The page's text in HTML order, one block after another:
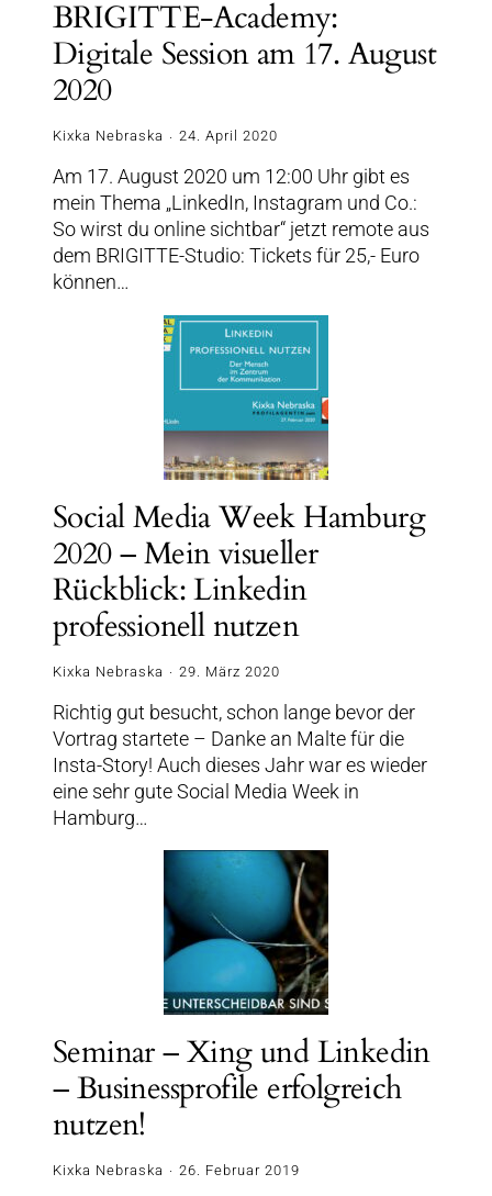
BRIGITTE-Academy:
Digitale Session am 17. August
2020
Kixka Nebraska 24. April 2020
Am 17. August 2020 um 12:00 Uhr gibt es
mein Thema „LinkedIn, Instagram und Co.:
So wirst du online sichtbar“ jetzt remote aus
dem BRIGITTE-Studio: Tickets für 25,- Euro
können…
Social Media Week Hamburg
2020 – Mein visueller
Rückblick: Linkedin
professionell nutzen
Kixka Nebraska 29. März 2020
Richtig gut besucht, schon lange bevor der
Vortrag startete – Danke an Malte für die
Insta-Story! Auch dieses Jahr war es wieder
eine sehr gute Social Media Week in
Hamburg…
Seminar – Xing und Linkedin
– Businessprofile erfolgreich
nutzen!
Kixka Nebraska 26. Februar 2019